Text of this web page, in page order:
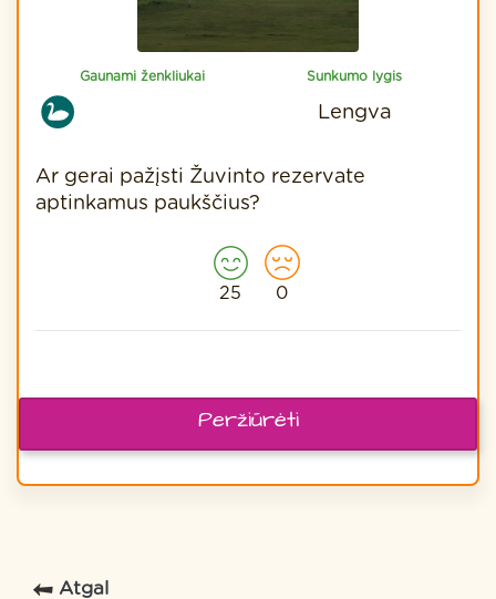
Gaunami ženkliukai Sunkumo lygis
Lengva
Ar gerai pažįsti Žuvinto rezervate
aptinkamus paukščius?
25 0
Peržiūrėti
Atgal